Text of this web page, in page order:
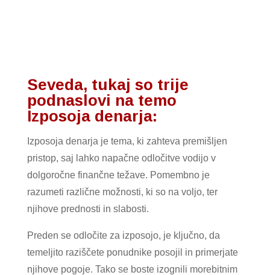
Seveda, tukaj so trije
podnaslovi na temo
Izposoja denarja:
Izposoja denarja je tema, ki zahteva premišljen
pristop, saj lahko napačne odločitve vodijo v
dolgoročne finančne težave. Pomembno je
razumeti različne možnosti, ki so na voljo, ter
njihove prednosti in slabosti.
Preden se odločite za izposojo, je ključno, da
temeljito raziščete ponudnike posojil in primerjate
njihove pogoje. Tako se boste izognili morebitnim